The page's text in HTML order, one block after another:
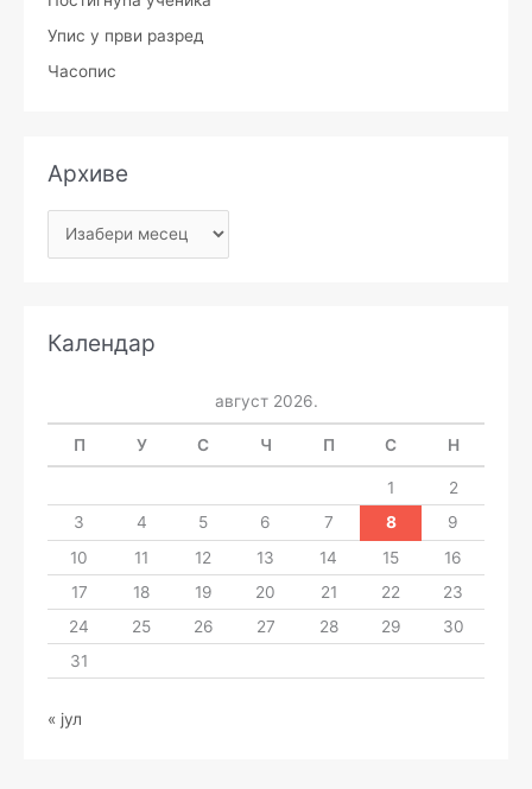
Упис у први разред
Часопис
Архиве
Календар
август 2026.
П У С Ч П С Н
1
2
3
4 5 6 7 8
9
10
11 12 13 14 15
16
17
18 19 20 21 22
23
24
25 26 27 28 29
30
31
« јул